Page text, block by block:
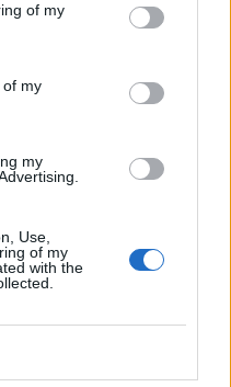
of my
of my
my
Use,
of my
with the